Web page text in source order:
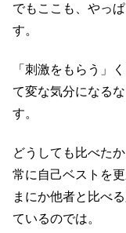
でもここも、やっ
す。
「刺激をもらう」
て変な気分になる
す。
どうしても比べた
常に自己ベストを
まにか他者と比べ
ているのでは。